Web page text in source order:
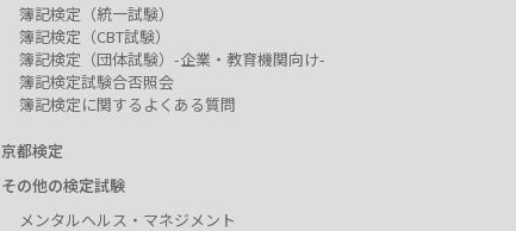
簿記検定（統一試験）
簿記検定（CBT試験）
簿記検定（団体試験）-企業・教育機関向け-
簿記検定試験合否照会
簿記検定に関するよくある質問
京都検定
その他の検定試験
メンタルヘルス・マネジメント